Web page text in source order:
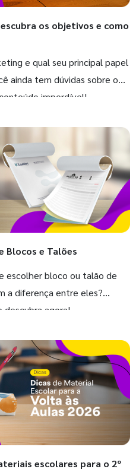
os objetivos e como
e qual seu principal papel
ainda tem dúvidas sobre o
imperdível!
Blocos e Talões
escolher bloco ou talão de
a diferença entre eles?
descubra agora!
escolares para o 2º